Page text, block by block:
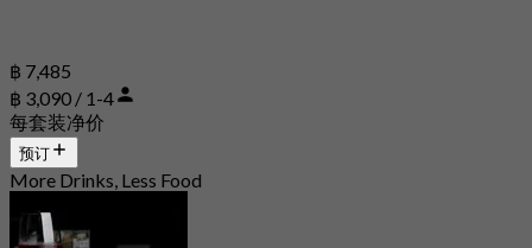
฿ 7,485
฿ 3,090 / 1-4
每套装净价
预订
More Drinks, Less Food